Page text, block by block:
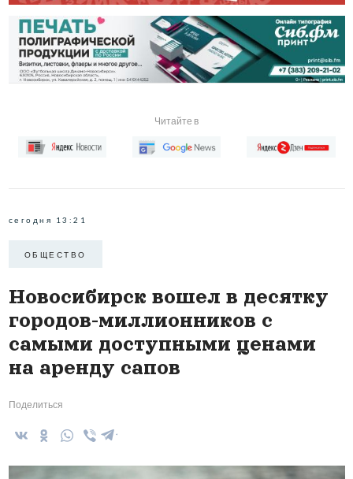
Читайте в
сегодня 13:21
ОБЩЕСТВО
Новосибирск вошел в десятку
городов-миллионников с
самыми доступными ценами
на аренду сапов
Поделиться